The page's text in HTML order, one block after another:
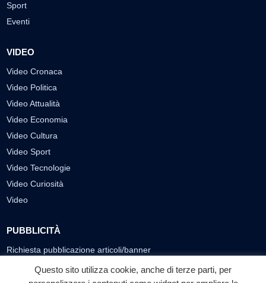
Sport
Eventi
VIDEO
Video Cronaca
Video Politica
Video Attualità
Video Economia
Video Cultura
Video Sport
Video Tecnologie
Video Curiosità
Video
PUBBLICITÀ
Richiesta pubblicazione articoli/banner
SEGUICI SUI SOCIAL
Questo sito utilizza cookie, anche di terze parti, per